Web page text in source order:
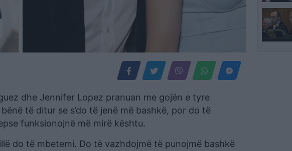
dhe Jennifer Lopez pranuan me gojën e tyre
të ditur se s’do të jenë më bashkë, por do të
funksionojnë më mirë kështu.
do të mbetemi. Do të vazhdojmë të punojmë bashkë